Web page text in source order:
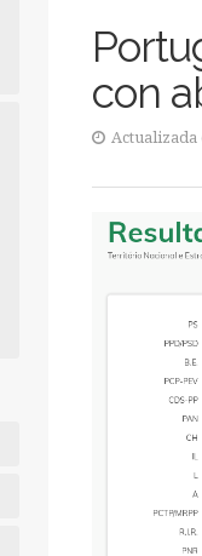
con
Actualizada